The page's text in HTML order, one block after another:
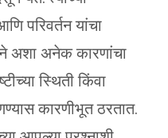
परिवर्तन यांचा
अशा अनेक कारणांचा
स्थिती किंवा
कारणीभूत ठरतात.